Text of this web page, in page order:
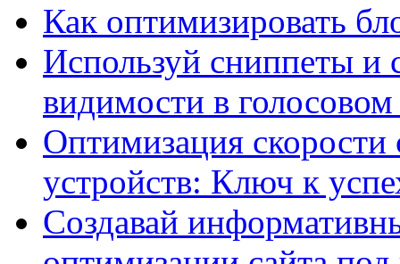
Как оптимизировать
Используй сниппеты и
видимости в
Оптимизация
устройств: Ключ к
Создавай